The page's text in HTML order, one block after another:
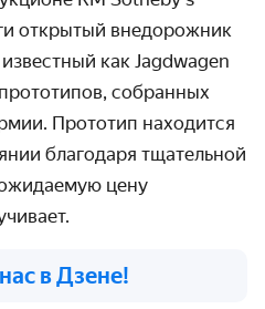
открытый внедорожник
как Jagdwagen
собранных
Прототип находится
благодаря тщательной
цену
в Дзене!